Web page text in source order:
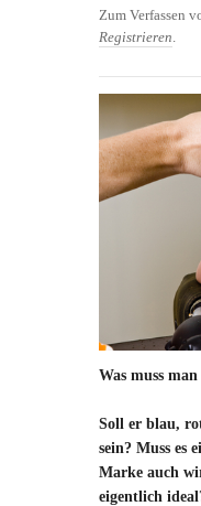
Zum Verfassen
Registrieren.
Was muss
Soll er blau,
sein? Muss es
Marke auch
eigentlich